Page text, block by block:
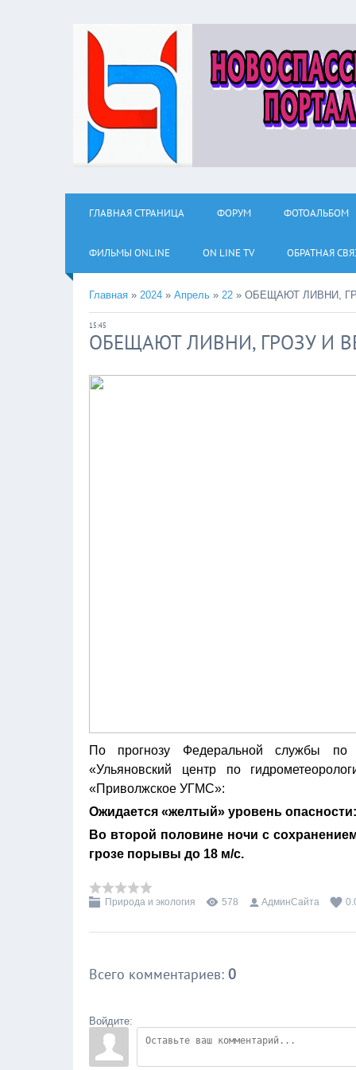
ГЛАВНАЯ СТРАНИЦА ФОРУМ ФОТОАЛЬБОМ
ФИЛЬМЫ ОNLINE ON LINE TV ОБРАТНАЯ
Главная » 2024 » Апрель » 22 » ОБЕЩАЮТ ЛИВНИ,
15:45
ОБЕЩАЮТ ЛИВНИ, ГРОЗУ И
По прогнозу Федеральной службы по
«Ульяновский центр по
«Приволжское УГМС»:
Ожидается «желтый» уровень опасности:
Во второй половине ночи с
грозе порывы до 18 м/с.
Природа и экология 578 АдминСайта
Всего комментариев: 0
Войдите: